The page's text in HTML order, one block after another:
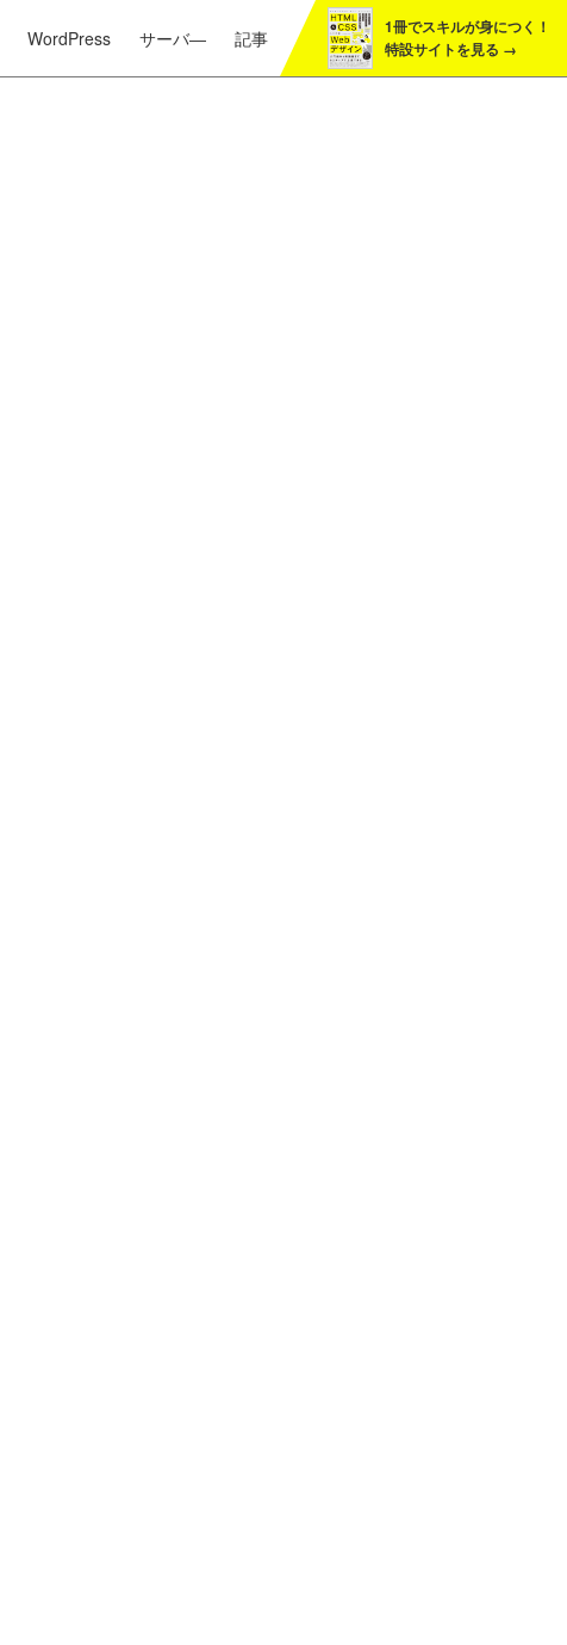
WordPress サーバ― 記事
1冊でスキルが身につく！
特設サイトを見る →